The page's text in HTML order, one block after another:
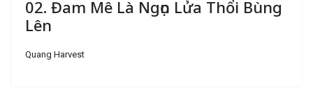
02. Đam Mê Là Ngọn Lửa Thổi Bùng
Lên
Quang Harvest